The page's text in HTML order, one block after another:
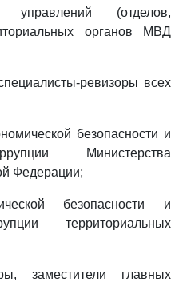
управлений (отделов,
органов МВД
ревизоры всех
безопасности и
Министерства
Федерации;
безопасности и
территориальных
заместители главных